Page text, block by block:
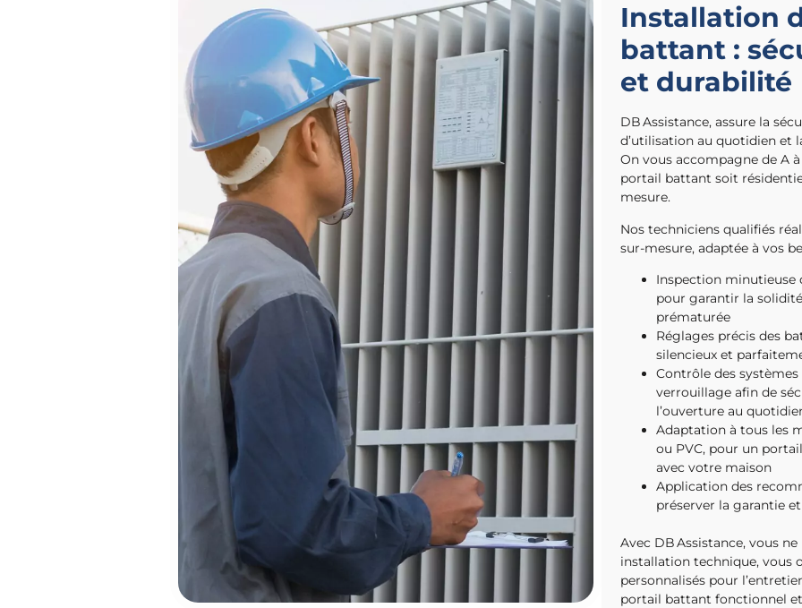
Installation
battant :
et durabilité
DB Assistance, assure la
d’utilisation au quotidien et
On vous accompagne de A
portail battant soit
mesure.
Nos techniciens qualifiés
sur-mesure, adaptée à vos
Inspection minutieuse
pour garantir la
prématurée
Réglages précis des
silencieux et
Contrôle des
verrouillage afin de
l’ouverture au
Adaptation à tous les
ou PVC, pour un
avec votre maison
Application des
préserver la garantie
Avec DB Assistance, vous
installation technique, vous
personnalisés pour
portail battant fonctionnel